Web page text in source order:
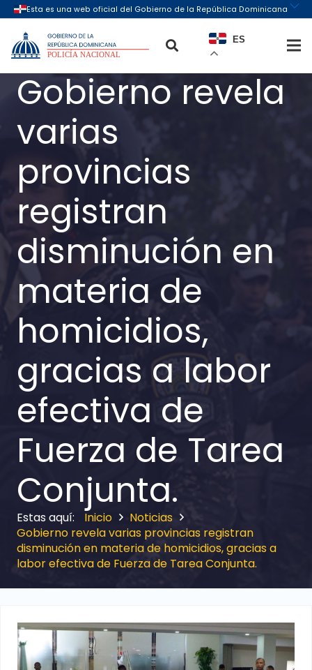
ES
Gobierno revela
varias
provincias
registran
disminución en
materia de
homicidios,
gracias a labor
efectiva de
Fuerza de Tarea
Conjunta.
Inicio
Noticias
Gobierno revela varias provincias registran
disminución en materia de homicidios, gracias a
labor efectiva de Fuerza de Tarea Conjunta.